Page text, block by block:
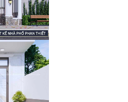
khách hàng. Khó tránh khỏi lần
nông thôn, vì được ưa chuộng cho